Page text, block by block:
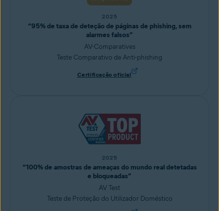
2025
“95% de taxa de deteção de páginas de phishing, sem
alarmes falsos”
AV-Comparatives
Teste Comparativo de Anti-phishing
Certificação oficial
2025
“100% de amostras de ameaças do mundo real detetadas
e bloqueadas”
AV Test
Teste de Proteção do Utilizador Doméstico